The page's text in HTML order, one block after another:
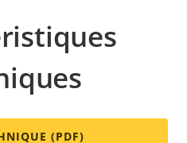
(PDF)